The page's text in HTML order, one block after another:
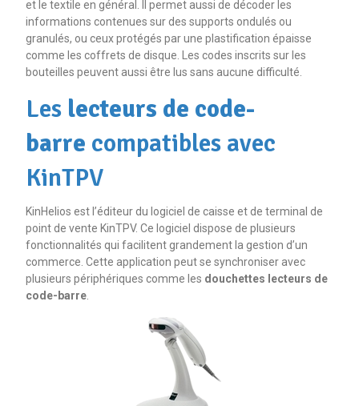
et le textile en général. Il permet aussi de décoder les
informations contenues sur des supports ondulés ou
granulés, ou ceux protégés par une plastification épaisse
comme les coffrets de disque. Les codes inscrits sur les
bouteilles peuvent aussi être lus sans aucune difficulté.
Les lecteurs de code-
barre compatibles avec
KinTPV
KinHelios est l’éditeur du logiciel de caisse et de terminal de
point de vente KinTPV. Ce logiciel dispose de plusieurs
fonctionnalités qui facilitent grandement la gestion d’un
commerce. Cette application peut se synchroniser avec
plusieurs périphériques comme les douchettes lecteurs de
code-barre.